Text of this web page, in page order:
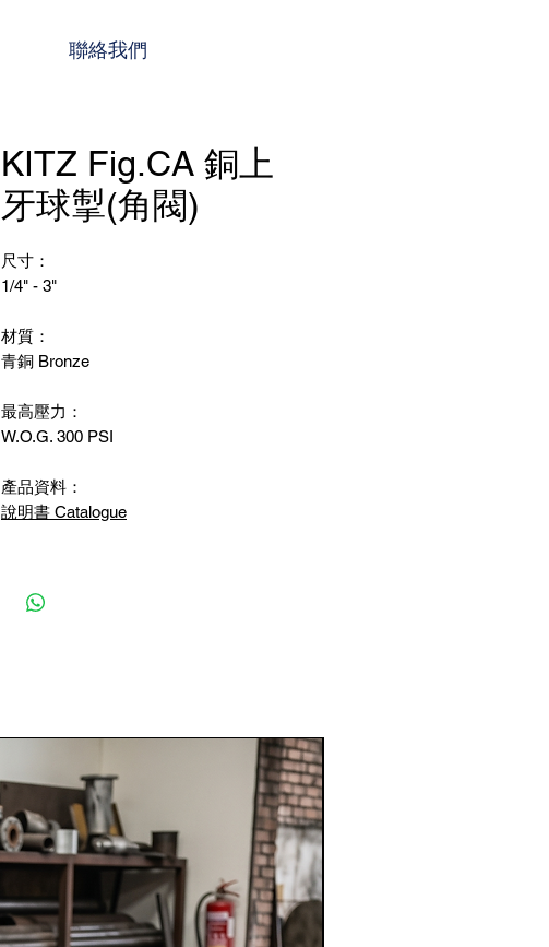
聯絡我們
KITZ Fig.CA 銅上
牙球掣(角閥)
尺寸：
1/4" - 3"
材質：
青銅 Bronze
最高壓力：
W.O.G. 300 PSI
產品資料：
說明書 Catalogue